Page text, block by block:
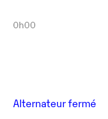
0h00
Alternateur fermé